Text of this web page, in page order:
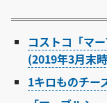
コストコ「マ
(2019年3月末
1キロものチー